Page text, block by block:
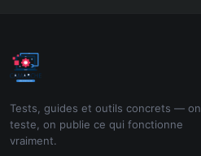
Tests, guides et outils concrets — on
teste, on publie ce qui fonctionne
vraiment.